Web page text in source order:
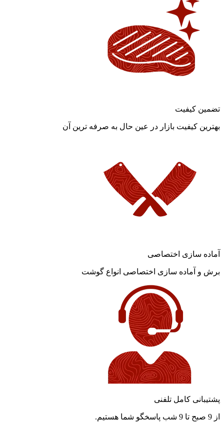
تضمین کیفیت
بهترین کیفیت بازار در عین حال به صرفه ترین آن
آماده سازی اختصاصی
برش و آماده سازی اختصاصی انواع گوشت
پشتیبانی کامل تلفنی
از 9 صبح تا 9 شب پاسخگو شما هستیم.